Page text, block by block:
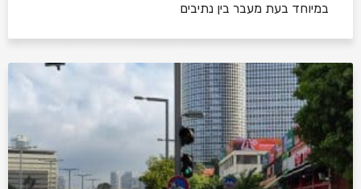
במיוחד בעת מעבר בין נתיבים